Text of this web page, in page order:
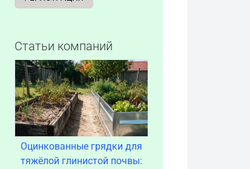
Статьи компаний
Оцинкованные грядки для
тяжёлой глинистой почвы: